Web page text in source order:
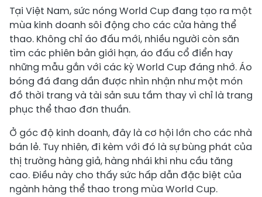
Tại Việt Nam, sức nóng World Cup đang tạo ra một
mùa kinh doanh sôi động cho các cửa hàng thể
thao. Không chỉ áo đấu mới, nhiều người còn săn
tìm các phiên bản giới hạn, áo đấu cổ điển hay
những mẫu gắn với các kỳ World Cup đáng nhớ. Áo
bóng đá đang dần được nhìn nhận như một món
đồ thời trang và tài sản sưu tầm thay vì chỉ là trang
phục thể thao đơn thuần.
Ở góc độ kinh doanh, đây là cơ hội lớn cho các nhà
bán lẻ. Tuy nhiên, đi kèm với đó là sự bùng phát của
thị trường hàng giả, hàng nhái khi nhu cầu tăng
cao. Điều này cho thấy sức hấp dẫn đặc biệt của
ngành hàng thể thao trong mùa World Cup.